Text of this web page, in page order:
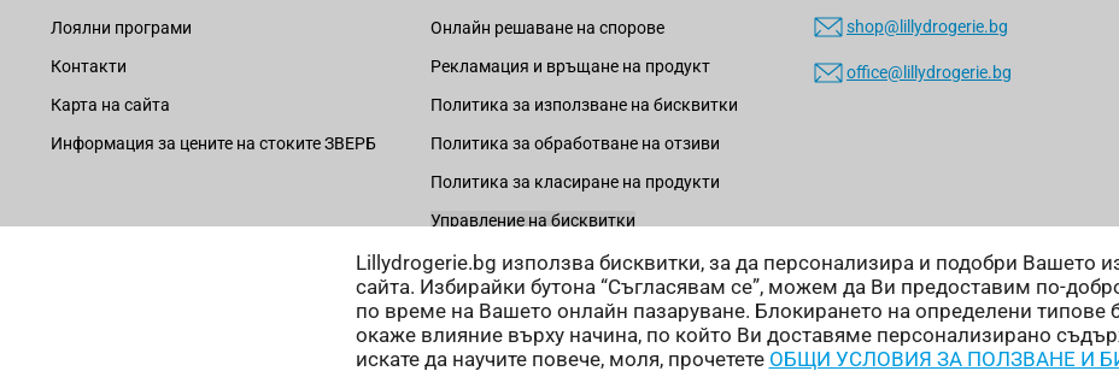
Lillydrogerie.bg използва бисквитки, за да персонализира и подобри Вашето
сайта. Избирайки бутона “Съгласявам се”, можем да Ви предоставим по-
по време на Вашето онлайн пазаруване. Блокирането на определени типове
окаже влияние върху начина, по който Ви доставяме персонализирано
искате да научите повече, моля, прочетете ОБЩИ УСЛОВИЯ ЗА ПОЛЗВАНЕ И
Лоялни програми
Контакти
Карта на сайта
Информация за цените на стоките ЗВЕРБ
Онлайн решаване на спорове
Рекламация и връщане на продукт
Политика за използване на бисквитки
Политика за обработване на отзиви
Политика за класиране на продукти
Управление на бисквитки
shop@lillydrogerie.bg
office@lillydrogerie.bg
Начини на доставка: